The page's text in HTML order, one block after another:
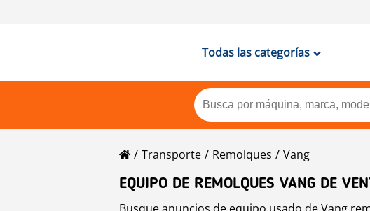
Todas las categorías
Transporte Remolques
Vang
EQUIPO DE REMOLQUES VANG DE